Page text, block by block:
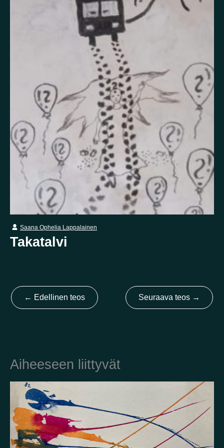
Jännitys
Kaipaus
Kaksisuuntainen mielialahäiriö
Kuuloharhat
Masennus
Oikeudenmukaisuus Onni
Paha olo
Pakko-oireinen häiriö
Paniikki
Pelko
Persoonallisuushäiriö
Psykoosi
Rakkaus
Rauhallisuus
Rauhattomuus
Riippuvuus
Rohkeus
Seksuaalisuus Skitsofrenia
Stressi
Suojelusenkeli
Surrealismi Suru
Syömishäiriö
Syyllisyys
Toivo Trauma
Tulevaisuus
Turvallisuus
Unettomuus Uni
Uupumus
Vääryys
Vainoharhaisuus Valemuisto
Vapaus
Veistos
Yhdysvallat
Not selected
Saana Ophelia Lappalainen
Takatalvi
← Edellinen teos Seuraava teos →
Aiheeseen liittyvät